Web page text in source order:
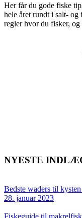
Her får du gode fiske
hele året rundt i salt-
regler hvor du fisker, og
NYESTE
Bedste waders til
28. januar 2023
Fiskeguide til